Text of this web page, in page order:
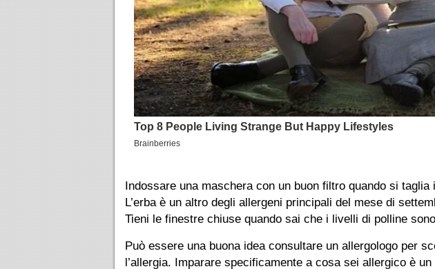
Indossare una maschera con un buon filtro quando si
L’erba è un altro degli allergeni principali del mese di
Tieni le finestre chiuse quando sai che i livelli di polline
Può essere una buona idea consultare un allergologo per
l’allergia. Imparare specificamente a cosa sei allergico è